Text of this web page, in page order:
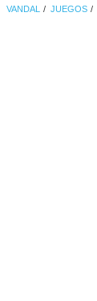
VANDAL JUEGOS